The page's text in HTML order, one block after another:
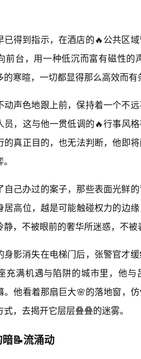
已得到指示，在酒店的🔥公共区
前台，用一种低沉而富有磁性
寒暄，一切都显得那么高效而有
动声色地跟上前，保持着一个不
员，这与他一贯低调的🔥行事风
的真正目的，也无法判断，他即
自己办过的案子，那些表面光鲜
居高位，越是可能触碰权力的边
，不被眼前的奢华所迷惑，不被
身影消失在电梯门后，张警官才
充满机遇与陷阱的城市里，他与
。他看着那扇巨大🌸的落地窗，
，去揭开它层层叠叠的迷雾。
📝流涌动